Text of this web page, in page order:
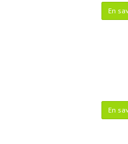
En
En